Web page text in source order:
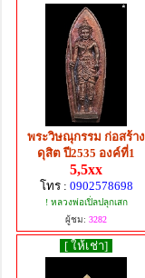
พระวิษณุกรรม ก่อสร้าง
ดุสิต ปี2535 องค์ที่1
5,5xx
โทร : 0902578698
! หลวงพ่อเปิ่ลปลุกเสก
ผู้ชม: 3282
[ ให้เช่า]